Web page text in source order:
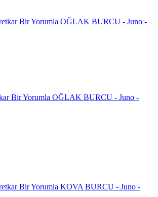
Bir Yorumla OĞLAK BURCU - Juno -